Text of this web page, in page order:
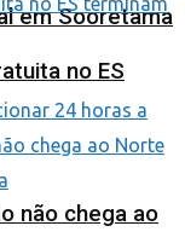
em Sooretama
no ES
não chega ao